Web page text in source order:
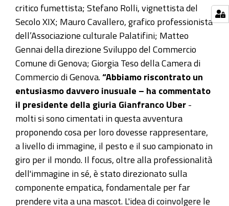
critico fumettista; Stefano Rolli, vignettista del
Secolo XIX; Mauro Cavallero, grafico professionista
dell’Associazione culturale Palatifini; Matteo
Gennai della direzione Sviluppo del Commercio
Comune di Genova; Giorgia Teso della Camera di
Commercio di Genova. “Abbiamo riscontrato un
entusiasmo davvero inusuale – ha commentato
il presidente della giuria Gianfranco Uber -
molti si sono cimentati in questa avventura
proponendo cosa per loro dovesse rappresentare,
a livello di immagine, il pesto e il suo campionato in
giro per il mondo. Il focus, oltre alla professionalità
dell'immagine in sé, è stato direzionato sulla
componente empatica, fondamentale per far
prendere vita a una mascot. L'idea di coinvolgere le